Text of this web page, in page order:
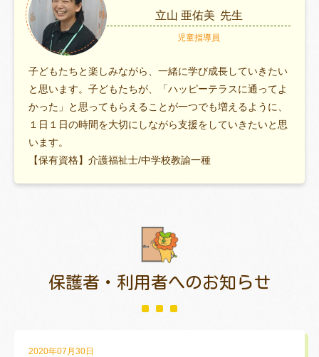
立山 亜佑美 先生
児童指導員
子どもたちと楽しみながら、一緒に学び成長していきたい
と思います。子どもたちが、「ハッピーテラスに通ってよ
かった」と思ってもらえることが一つでも増えるように、
１日１日の時間を大切にしながら支援をしていきたいと思
います。
【保有資格】介護福祉士/中学校教諭一種
保護者・利用者へのお知らせ
2020年07月30日